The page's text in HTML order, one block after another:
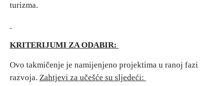
turizma.
KRITERIJUMI ZA ODABIR:
Ovo takmičenje je namijenjeno projektima u ranoj fazi
razvoja. Zahtjevi za učešće su sljedeći: